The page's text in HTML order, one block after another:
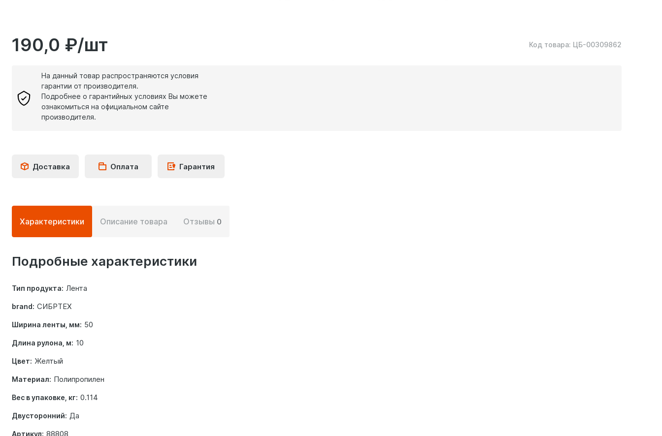
Код товара: ЦБ-00309862
190,0 ₽/шт
На данный товар распространяются условия
гарантии от производителя.
Подробнее о гарантийных условиях Вы можете
ознакомиться на официальном сайте
производителя.
Доставка Оплата Гарантия
информация
товаре
Характеристики Описание товара Отзывы 0
Подробные характеристики
Тип продукта: Лента
brand: СИБРТЕХ
Ширина ленты, мм: 50
Длина рулона, м: 10
Цвет: Желтый
Материал: Полипропилен
Вес в упаковке, кг: 0.114
Двусторонний: Да
Артикул: 88808